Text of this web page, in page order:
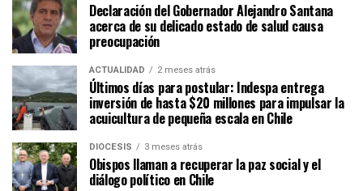
Declaración del Gobernador Alejandro Santana
acerca de su delicado estado de salud causa
preocupación
ACTUALIDAD 2 meses atrás
Últimos días para postular: Indespa entrega
inversión de hasta $20 millones para impulsar la
acuicultura de pequeña escala en Chile
DIÓCESIS 3 meses atrás
Obispos llaman a recuperar la paz social y el
diálogo político en Chile